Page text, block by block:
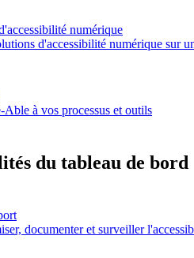
numérique
d'accessibilité numérique sur
Able à vos processus et outils
du tableau de bord
documenter et surveiller